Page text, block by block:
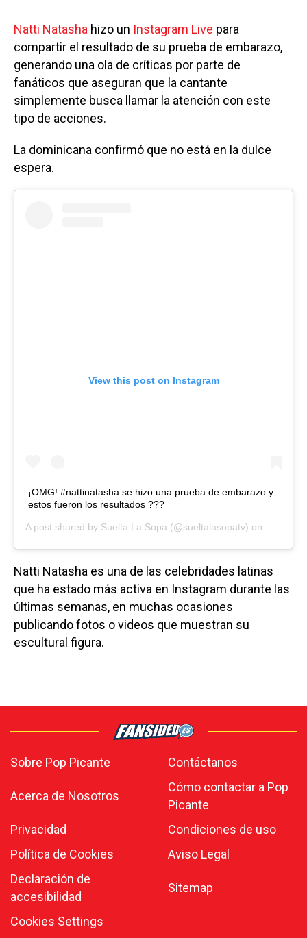
Natti Natasha hizo un Instagram Live para
compartir el resultado de su prueba de embarazo,
generando una ola de críticas por parte de
fanáticos que aseguran que la cantante
simplemente busca llamar la atención con este
tipo de acciones.
La dominicana confirmó que no está en la dulce
espera.
View this post on Instagram
¡OMG! #nattinatasha se hizo una prueba de embarazo y
estos fueron los resultados ???
A post shared by Suelta La Sopa (@sueltalasopatv) on
Natti Natasha es una de las celebridades latinas
que ha estado más activa en Instagram durante las
últimas semanas, en muchas ocasiones
publicando fotos o videos que muestran su
escultural figura.
Sobre Pop Picante Contáctanos
Acerca de Nosotros
Cómo contactar a Pop
Picante
Privacidad
Condiciones de uso
Política de Cookies
Aviso Legal
Declaración de
accesibilidad
Sitemap
Cookies Settings